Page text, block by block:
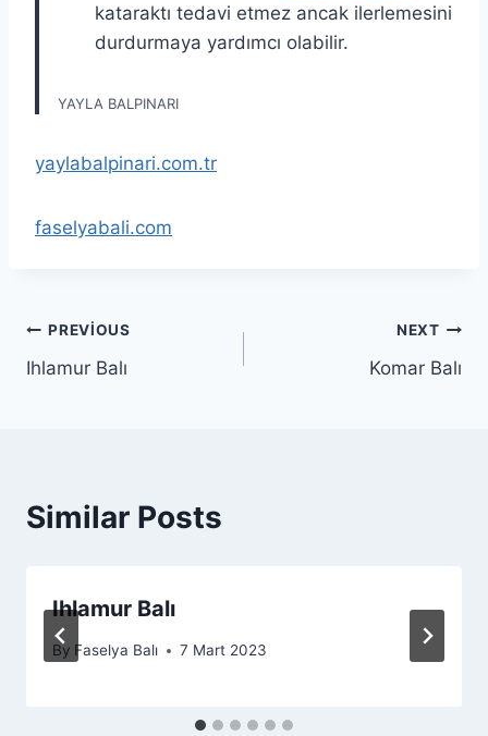
kataraktı tedavi etmez ancak ilerlemesini
durdurmaya yardımcı olabilir.
YAYLA BALPINARI
yaylabalpinari.com.tr
faselyabali.com
Yazı
gezinmesi
PREVIOUS
Ihlamur Balı
NEXT
Komar Balı
Similar Posts
Ihlamur Balı
By Faselya Balı 7 Mart 2023